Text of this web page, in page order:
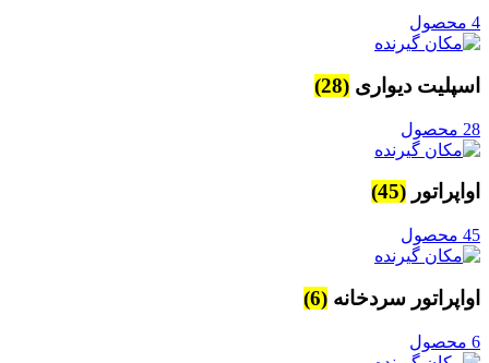
4 محصول
اسپلیت دیواری (28)
28 محصول
اواپراتور (45)
45 محصول
اواپراتور سردخانه (6)
6 محصول